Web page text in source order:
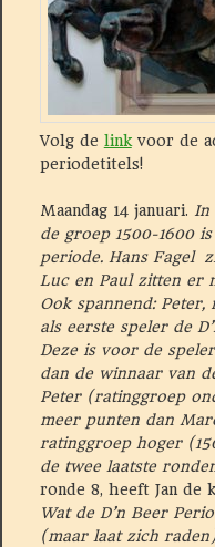
Volg de linkvoor de
periodetitels!
Maandag 14 januari. In
de groep 1500-1600
periode. Hans Fagel
Luc en Paul zitten er
Ook spannend:
als eerste speler de
Deze is voor de
dan de winnaar van
Peter (ratinggroep
meer punten dan
ratinggroep hoger
de twee laatste
ronde 8, heeft Jan de
Wat de D’n Beer
(maar laat zich